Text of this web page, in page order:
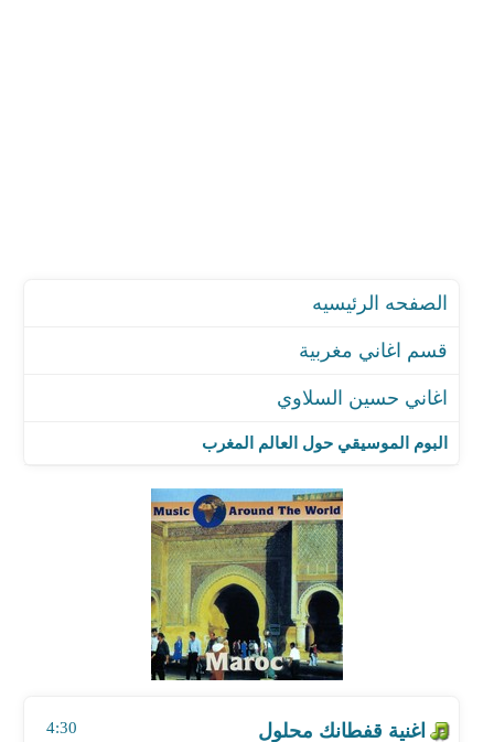
البوم الموسيقي حول العالم المغرب
اغنية قفطانك محلول
4:30
اغنية بنت بلدي
اغنية العلوة
اغنية مولاي الطاهر
اغنية ددا حيّاني